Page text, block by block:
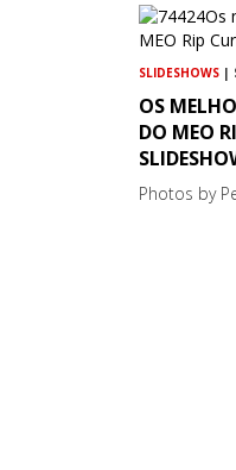
SLIDESHOWS |
OS
DO MEO
Photos by